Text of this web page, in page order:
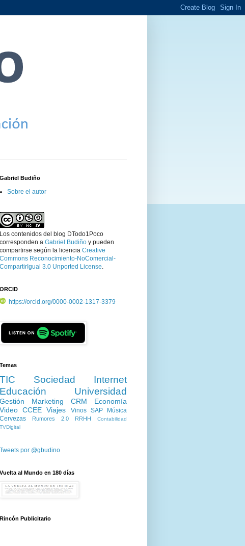
Gabriel Budiño
Sobre el autor
Los contenidos del blog DTodo1Poco
corresponden a Gabriel Budiño y pueden
compartirse según la licencia Creative
Commons Reconocimiento-NoComercial-
CompartirIgual 3.0 Unported License.
ORCID
https://orcid.org/0000-0002-1317-3379
Temas
TIC Sociedad
Internet
Educación
Universidad
Gestión Marketing CRM
Economía
Video CCEE Viajes Vinos SAP
Música
Cervezas
Rumores 2.0 RRHH
Contabilidad
TVDigital
Tweets por @gbudino
Vuelta al Mundo en 180 días
Rincón Publicitario